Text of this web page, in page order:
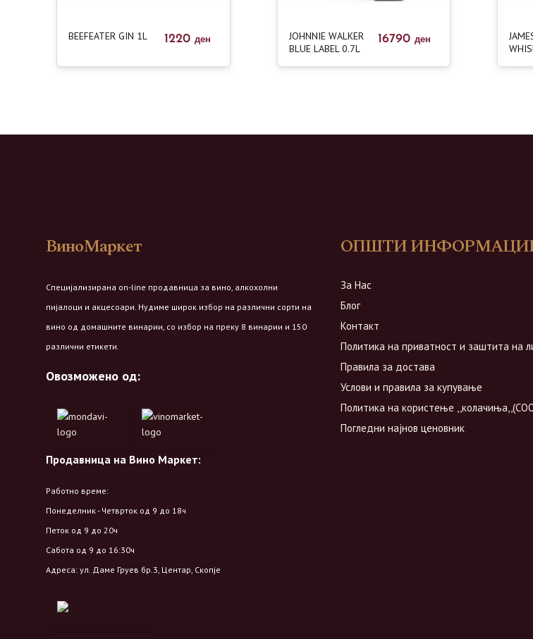
BEEFEATER GIN 1L 1220 ден
JOHNNIE WALKER
BLUE LABEL 0.7L
16790 ден
ВиноМаркет
Специјализирана on-line продавница за вино, алкохолни
пијалоци и акцесоари. Нудиме широк избор на различни сорти на
вино од домашните винарии, со избор на преку 8 винарии и 150
различни етикети.
Овозможено од:
Продавница на Вино Маркет:
Работно време:
Понеделник - Четврток од 9 до 18ч
Петок од 9 до 20ч
Сабота од 9 до 16:30ч
Адреса: ул. Даме Груев бр.3, Центар, Скопје
ОПШТИ
За Нас
Блог
Контакт
Политика на приватност и заштита на
Правила за достава
Услови и правила за купување
Политика на користење
Погледни најнов ценовник